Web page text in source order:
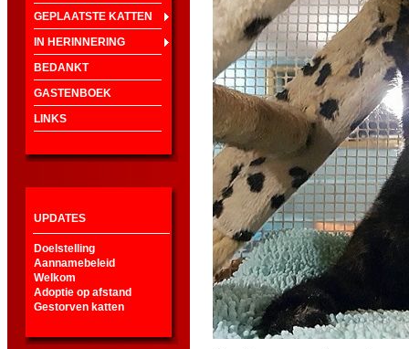
GEPLAATSTE KATTEN
IN HERINNERING
BEDANKT
GASTENBOEK
LINKS
UPDATES
Doelstelling
Aannamebeleid
Welkom
Adoptie op afstand
Gestorven katten